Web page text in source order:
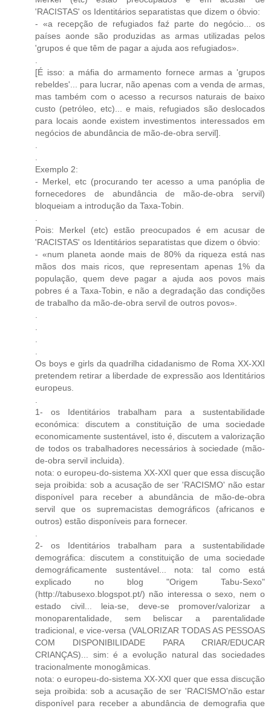
'RACISTAS' os Identitários separatistas que dizem o óbvio:
- «a recepção de refugiados faź parte do negócio... os
países aonde são produzidas as armas utilizadas pelos
'grupos é que têm de pagar a ajuda aos refugiados».
[É isso: a máfia do armamento fornece armas a 'grupos
rebeldes'... para lucrar, não apenas com a venda de armas,
mas também com o acesso a recursos naturais de baixo
custo (petróleo, etc)... e mais, refugiados são deslocados
para locais aonde existem investimentos interessados em
negócios de abundância de mão-de-obra servil].
Exemplo 2:
- Merkel, etc (procurando ter acesso a uma panóplia de
fornecedores de abundância de mão-de-obra servil)
bloqueiam a introdução da Taxa-Tobin.
Pois: Merkel (etc) estão preocupados é em acusar de
'RACISTAS' os Identitários separatistas que dizem o óbvio:
- «num planeta aonde mais de 80% da riqueza está nas
mãos dos mais ricos, que representam apenas 1% da
população, quem deve pagar a ajuda aos povos mais
pobres é a Taxa-Tobin, e não a degradação das condições
de trabalho da mão-de-obra servil de outros povos».
Os boys e girls da quadrilha cidadanismo de Roma XX-XXI
pretendem retirar a liberdade de expressão aos Identitários
europeus.
1- os Identitários trabalham para a sustentabilidade
económica: discutem a constituição de uma sociedade
economicamente sustentável, isto é, discutem a valorização
de todos os trabalhadores necessários à sociedade (mão-
de-obra servil incluida).
nota: o europeu-do-sistema XX-XXI quer que essa discução
seja proibida: sob a acusação de ser 'RACISMO' não estar
disponível para receber a abundância de mão-de-obra
servil que os supremacistas demográficos (africanos e
outros) estão disponíveis para fornecer.
2- os Identitários trabalham para a sustentabilidade
demográfica: discutem a constituição de uma sociedade
demográficamente sustentável... nota: tal como está
explicado no blog "Origem Tabu-Sexo"
(http://tabusexo.blogspot.pt/) não interessa o sexo, nem o
estado civil... leia-se, deve-se promover/valorizar a
monoparentalidade, sem beliscar a parentalidade
tradicional, e vice-versa (VALORIZAR TODAS AS PESSOAS
COM DISPONIBILIDADE PARA CRIAR/EDUCAR
CRIANÇAS)... sim: é a evolução natural das sociedades
tracionalmente monogâmicas.
nota: o europeu-do-sistema XX-XXI quer que essa discução
seja proibida: sob a acusação de ser 'RACISMO'não estar
disponível para receber a abundância de demografia que